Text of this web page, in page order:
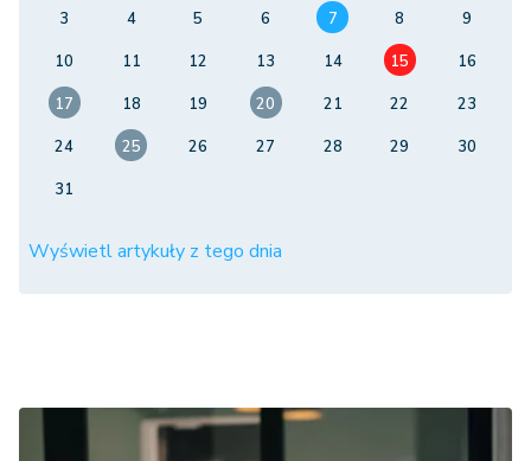
3
4 5 6 7 8
9
10
11 12 13 14 15
16
17
18 19 20 21 22
23
24
25 26 27 28 29
30
31
Wyświetl artykuły z tego dnia